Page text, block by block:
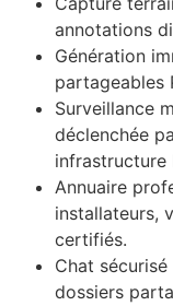
annotations
Génération
partageables
Surveillance
déclenchée
infrastructure
Annuaire
installateurs,
certifiés.
Chat
dossiers